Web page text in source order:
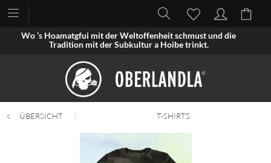
Wo ’s Hoamatgfui mit der Weltoffenheit schmust und die
Tradition mit der Subkultur a Hoibe trinkt.
ÜBERSICHT T-SHIRTS